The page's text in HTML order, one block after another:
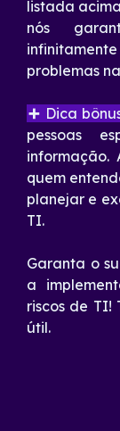
listada
nós
problemas
➕ Dica
pessoas
informação.
quem
planejar e
TI.
Garanta o
a
riscos de TI!
útil.